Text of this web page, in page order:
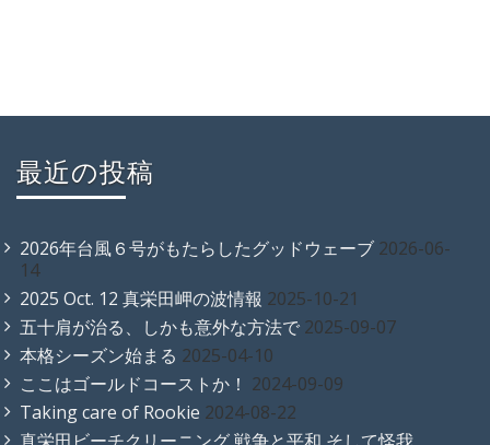
最近の投稿
2026年台風６号がもたらしたグッドウェーブ 2026-06-
14
2025 Oct. 12 真栄田岬の波情報 2025-10-21
五十肩が治る、しかも意外な方法で 2025-09-07
本格シーズン始まる 2025-04-10
ここはゴールドコーストか！ 2024-09-09
Taking care of Rookie 2024-08-22